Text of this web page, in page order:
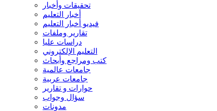
تحقيقات وأخبار
أخبار التعليم
فيديو أخبار التعليم
تقارير وملفات
دراسات عليا
التعليم الإلكتروني
كتب ومراجع وأبحاث
جامعات عالمية
جامعات عربية
حوارات و تقارير
سؤال وجواب
مدونات